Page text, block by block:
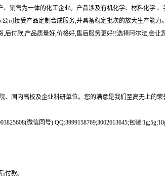
、销售为一体的化工企业。产品涉及有机化学、材料化学
司接受产品定制合成服务,并具备稳定批次的放大生产能
付款,产品质量好,价格好,售后服务更好!!选择阿尔法,会让
、国内高校及企业科研单位。您的满意是我们至高无上的
微信同号) QQ:3999158769;3002613645;包装
付款。